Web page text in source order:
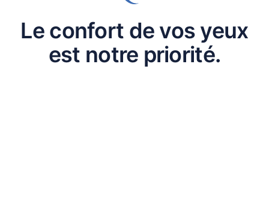
Le confort de vos yeux
est notre priorité.